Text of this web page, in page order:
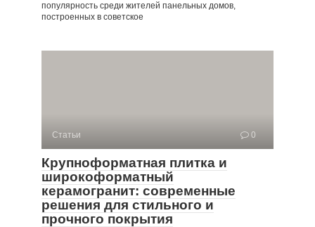
популярность среди жителей панельных домов,
построенных в советское
Статьи 0
Крупноформатная плитка и
широкоформатный
керамогранит: современные
решения для стильного и
прочного покрытия